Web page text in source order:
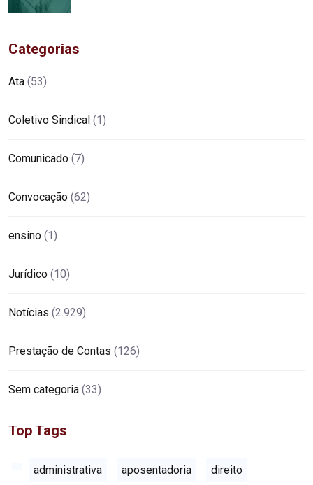
Categorias
Ata (53)
Coletivo Sindical (1)
Comunicado (7)
Convocação (62)
ensino (1)
Jurídico (10)
Notícias (2.929)
Prestação de Contas (126)
Sem categoria (33)
Top Tags
administrativa aposentadoria direito